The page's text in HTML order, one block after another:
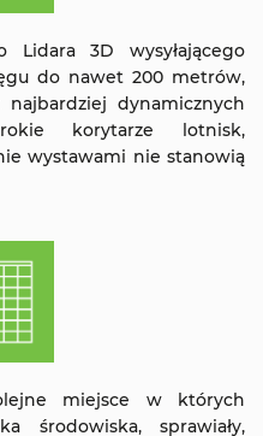
Lidara 3D wysyłającego
do nawet 200 metrów,
dynamicznych
korytarze lotnisk,
wystawami nie stanowią
miejsce w których
środowiska, sprawiały,